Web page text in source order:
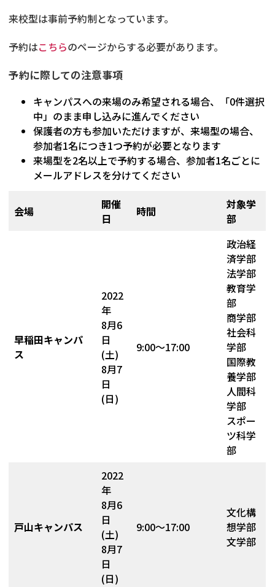
来校型は事前予約制となっています。
予約はこちらのページからする必要があります。
予約に際しての注意事項
キャンパスへの来場のみ希望される場合、「0件選択
中」のまま申し込みに進んでください
保護者の方も参加いただけますが、来場型の場合、
参加者1名につき1つ予約が必要となります
来場型を2名以上で予約する場合、参加者1名ごとに
メールアドレスを分けてください
会場
開催
日
時間
対象学
部
早稲田キャンパ
ス
2022
年
8月6
日
(土)
8月7
日
(日)
9:00～17:00
政治経
済学部
法学部
教育学
部
商学部
社会科
学部
国際教
養学部
人間科
学部
スポー
ツ科学
部
戸山キャンパス
2022
年
8月6
日
(土)
8月7
日
(日)
9:00～17:00
文化構
想学部
文学部